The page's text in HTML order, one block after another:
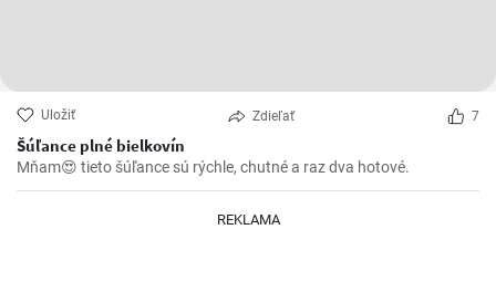
Uložiť Zdieľať 7
Šúľance plné bielkovín
Mňam😍 tieto šúľance sú rýchle, chutné a raz dva hotové.
REKLAMA